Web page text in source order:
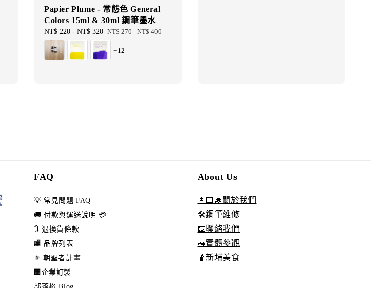
Papier Plume - 常態色 General
Colors 15ml & 30ml 鋼筆墨水
Sale
price
NT$ 220 - NT$ 320 Regular
price
NT$ 270-NT$ 400
+12
FAQ
💡 常見問題 FAQ
🚚 付款與運送說明 💳
🔃 退換貨條款
🏬 品牌列表
⚜️ 朝聖者計畫
🏢企業訂製
About Us
👩🏻‍🎓關於我們
🛠️鋼筆維修
📧聯絡我們
🚗實體參觀
🧋新埔美食